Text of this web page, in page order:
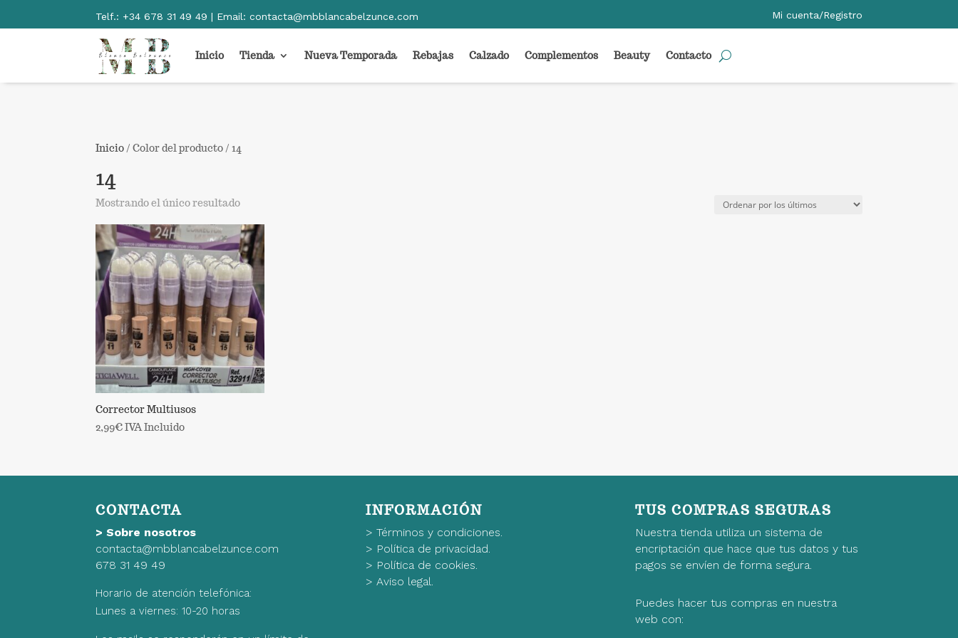
Telf.: +34 678 31 49 49 | Email:contacta@mbblancabelzunce.com Mi cuenta/Registro
Inicio Tienda Nueva Temporada Rebajas Calzado Complementos Beauty Contacto
Inicio / Color del producto / 14
14
Mostrando el único resultado
Corrector Multiusos
2,99€IVA Incluido
CONTACTA
>Sobre nosotros
contacta@mbblancabelzunce.com
678 31 49 49
Horario de atención telefónica:
Lunes a viernes: 10-20 horas
INFORMACIÓN
> Términos y condiciones.
> Política de privacidad.
> Política de cookies.
> Aviso legal.
TUS COMPRAS SEGURAS
Nuestra tienda utiliza un sistema de
encriptación que hace que tus datos y tus
pagos se envíen de forma segura.
Puedes hacer tus compras en nuestra
web con: